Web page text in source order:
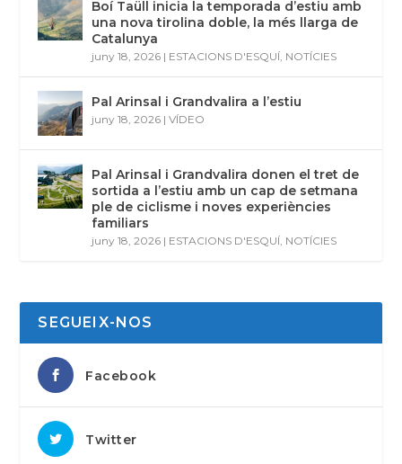
Boí Taüll inicia la temporada d’estiu amb
una nova tirolina doble, la més llarga de
Catalunya
juny 18, 2026 | ESTACIONS D'ESQUÍ NOTÍCIES
Pal Arinsal i Grandvalira a l’estiu
juny 18, 2026 |VÍDEO
Pal Arinsal i Grandvalira donen el tret de
sortida a l’estiu amb un cap de setmana
ple de ciclisme i noves experiències
familiars
juny 18, 2026 | ESTACIONS D'ESQUÍ NOTÍCIES
SEGUEIX-NOS
Facebook
Twitter